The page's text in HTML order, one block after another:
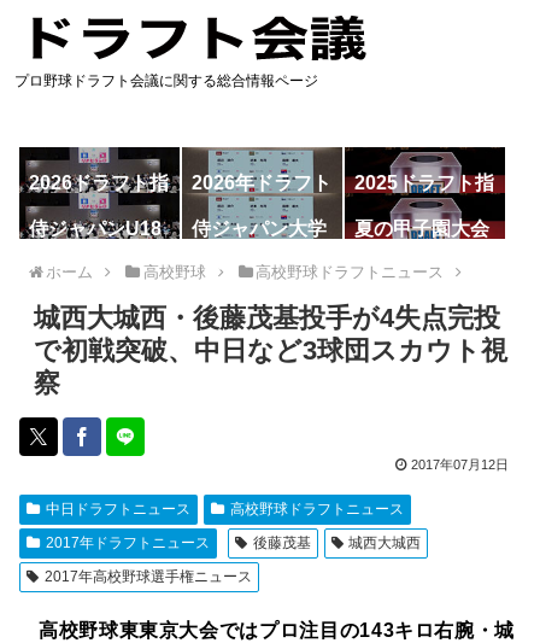
プロ野球ドラフト会議に関する総合情報ページ
2026ドラフト指
名予想
2026年ドラフト
候補
2025ドラフト指
名一覧
侍ジャパンU18
代表
侍ジャパン大学
代表
夏の甲子園大会
ホーム 高校野球 高校野球ドラフトニュース
城西大城西・後藤茂基投手が4失点完投
で初戦突破、中日など3球団スカウト視
察
2017年07月12日
中日ドラフトニュース
高校野球ドラフトニュース
2017年ドラフトニュース
後藤茂基
城西大城西
2017年高校野球選手権ニュース
高校野球東東京大会ではプロ注目の143キロ右腕・城